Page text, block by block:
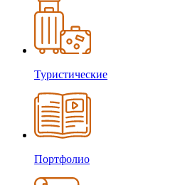
Туристические
Портфолио